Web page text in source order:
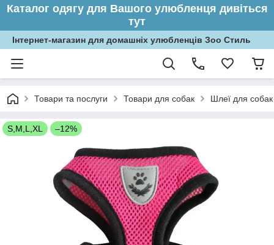
Каталог одягу для Вашого улюбленця дивіться
тут
Інтернет-магазин для домашніх улюбленців Зоо Стиль
Товари та послуги Товари для собак Шлеї для собак
S,M,L,XL –12%